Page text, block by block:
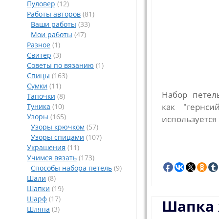
Пуловер (12)
Работы авторов (81)
Ваши работы (33)
Мои работы (47)
Разное (1)
Свитер (3)
Советы по вязанию (1)
Спицы (163)
Сумки (11)
Тапочки (8)
Туника (10)
Узоры (165)
Узоры крючком (57)
Узоры спицами (107)
Украшения (11)
Учимся вязать (173)
Способы набора петель (9)
Шали (8)
Шапки (19)
Шарф (17)
Шляпа (3)
Набор
как
Шапка